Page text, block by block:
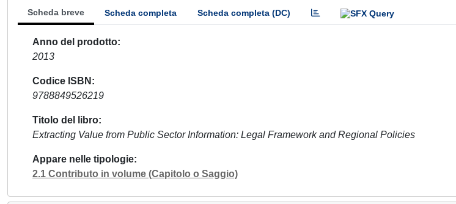
Scheda breve Scheda completa Scheda completa (DC)
Anno del prodotto
2013
Codice ISBN
9788849526219
Titolo del libro
Extracting Value from Public Sector Information: Legal Framework and Regional Policies
Appare nelle tipologie
2.1 Contributo in volume (Capitolo o Saggio)